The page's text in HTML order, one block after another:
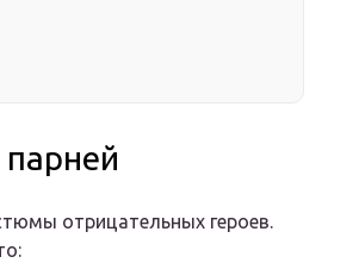
отрицательных героев.